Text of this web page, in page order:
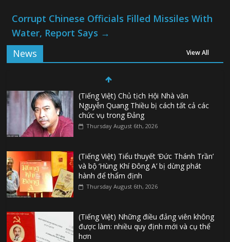
Corrupt Chinese Officials Filled Missiles With
Water, Report Says →
News
View All
(Tiếng Việt) Chủ tịch Hội Nhà văn
Nguyễn Quang Thiều bị cách tất cả các
chức vụ trong Đảng
Thursday August 6th, 2026
(Tiếng Việt) Tiểu thuyết ‘Đức Thánh Trần’
và bộ ‘Hùng Khí Đông A’ bị dừng phát
hành để thẩm định
Thursday August 6th, 2026
(Tiếng Việt) Những điều đảng viên không
được làm: nhiều quy định mới và cụ thể
hơn